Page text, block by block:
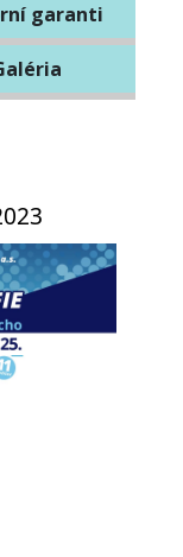
garanti